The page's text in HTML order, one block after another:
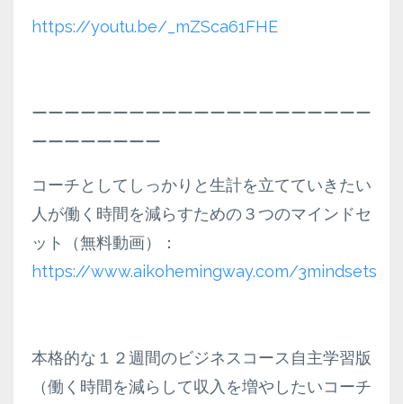
https://youtu.be/_mZSca61FHE
ーーーーーーーーーーーーーーーーーーーーー
ーーーーーーーー
コーチとしてしっかりと生計を立てていきたい
人が働く時間を減らすための３つのマインドセ
ット（無料動画）：
https://www.aikohemingway.com/3mindsets
本格的な１２週間のビジネスコース自主学習版
（働く時間を減らして収入を増やしたいコーチ